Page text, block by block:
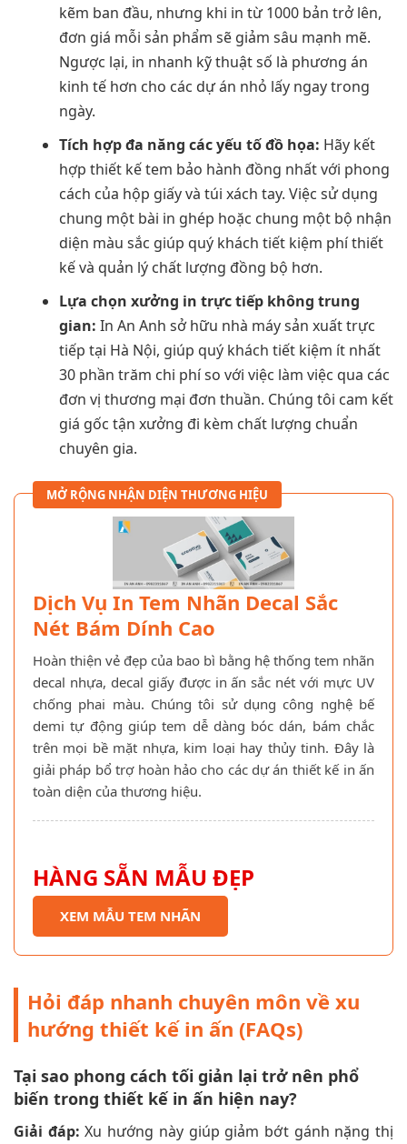
kẽm ban đầu, nhưng khi in từ 1000 bản trở lên,
đơn giá mỗi sản phẩm sẽ giảm sâu mạnh mẽ.
Ngược lại, in nhanh kỹ thuật số là phương án
kinh tế hơn cho các dự án nhỏ lấy ngay trong
ngày.
Tích hợp đa năng các yếu tố đồ họa: Hãy kết
hợp thiết kế tem bảo hành đồng nhất với phong
cách của hộp giấy và túi xách tay. Việc sử dụng
chung một bài in ghép hoặc chung một bộ nhận
diện màu sắc giúp quý khách tiết kiệm phí thiết
kế và quản lý chất lượng đồng bộ hơn.
Lựa chọn xưởng in trực tiếp không trung
gian: In An Anh sở hữu nhà máy sản xuất trực
tiếp tại Hà Nội, giúp quý khách tiết kiệm ít nhất
30 phần trăm chi phí so với việc làm việc qua các
đơn vị thương mại đơn thuần. Chúng tôi cam kết
giá gốc tận xưởng đi kèm chất lượng chuẩn
chuyên gia.
MỞ RỘNG NHẬN DIỆN THƯƠNG HIỆU
Dịch Vụ In Tem Nhãn Decal Sắc
Nét Bám Dính Cao
Hoàn thiện vẻ đẹp của bao bì bằng hệ thống tem nhãn
decal nhựa, decal giấy được in ấn sắc nét với mực UV
chống phai màu. Chúng tôi sử dụng công nghệ bế
demi tự động giúp tem dễ dàng bóc dán, bám chắc
trên mọi bề mặt nhựa, kim loại hay thủy tinh. Đây là
giải pháp bổ trợ hoàn hảo cho các dự án thiết kế in ấn
toàn diện của thương hiệu.
HÀNG SẴN MẪU ĐẸP
XEM MẪU TEM NHÃN
Hỏi đáp nhanh chuyên môn về xu
hướng thiết kế in ấn (FAQs)
Tại sao phong cách tối giản lại trở nên phổ
biến trong thiết kế in ấn hiện nay?
Giải đáp: Xu hướng này giúp giảm bớt gánh nặng thị